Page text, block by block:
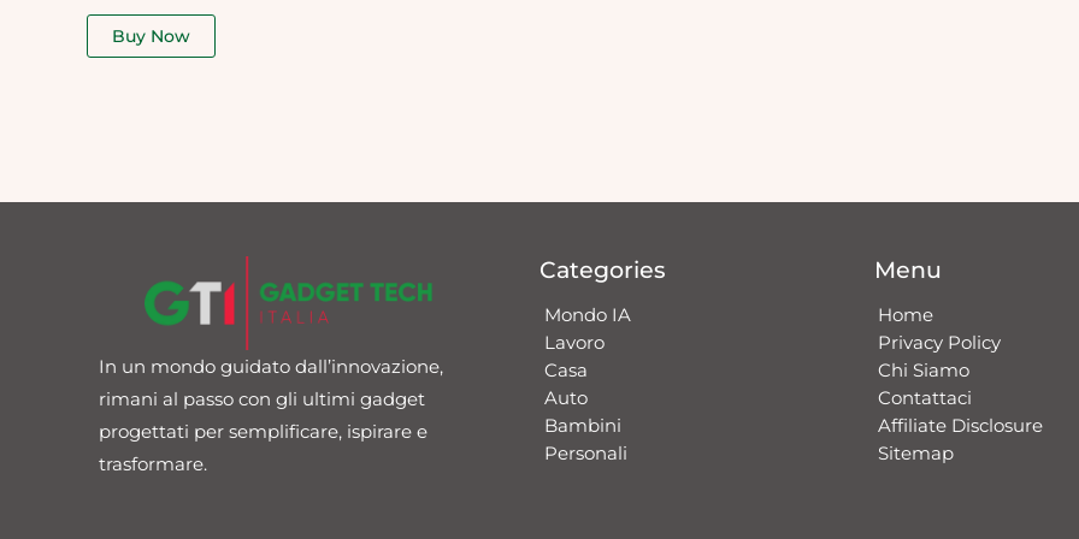
out
Buy Now
In un mondo guidato dall’innovazione,
rimani al passo con gli ultimi gadget
progettati per semplificare, ispirare e
trasformare.
Categories
Mondo IA
Lavoro
Casa
Auto
Bambini
Personali
Menu
Home
Privacy Policy
Chi Siamo
Contattaci​
Affiliate Disclosure
Sitemap